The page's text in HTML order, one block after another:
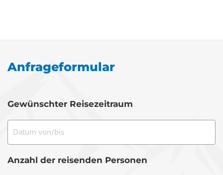
Anfrageformular
Gewünschter Reisezeitraum
Datum von/bis
Anzahl der reisenden Personen